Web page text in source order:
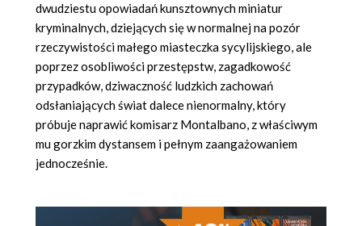
dwudziestu opowiadań kunsztownych miniatur
kryminalnych, dziejących się w normalnej na pozór
rzeczywistości małego miasteczka sycylijskiego, ale
poprzez osobliwości przestępstw, zagadkowość
przypadków, dziwaczność ludzkich zachowań
odsłaniających świat dalece nienormalny, który
próbuje naprawić komisarz Montalbano, z właściwym
mu gorzkim dystansem i pełnym zaangażowaniem
jednocześnie.